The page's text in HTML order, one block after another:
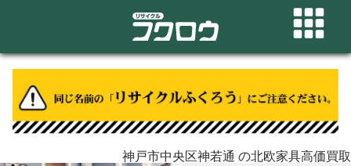
神戸市中央区神若通 の北欧家具高価買取